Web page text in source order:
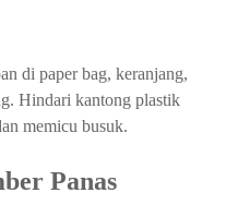
di paper bag, keranjang,
Hindari kantong plastik
memicu busuk.
Panas